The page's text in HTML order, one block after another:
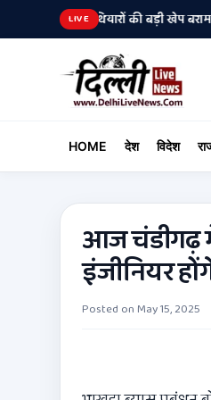
LIVE
पुलिस ने हथियारों की बड़ी खेप बरामद की
HOME देश विदेश
आज चंडीगढ़
इंजीनियर
Posted on May 15, 2025